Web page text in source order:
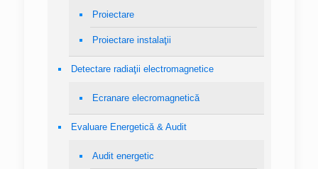
Proiectare
Proiectare instalaţii
Detectare radiaţii electromagnetice
Ecranare elecromagnetică
Evaluare Energetică & Audit
Audit energetic